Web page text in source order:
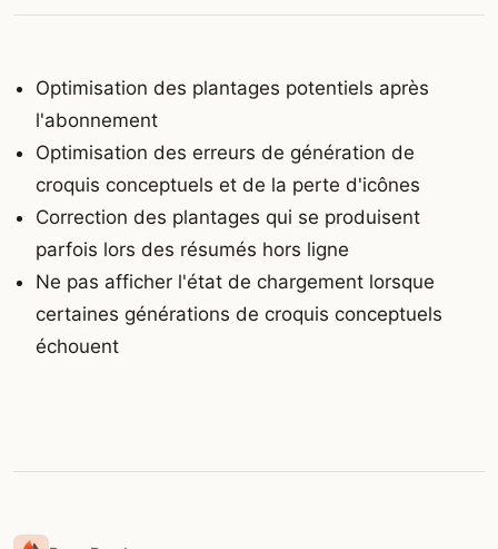
Optimisation des plantages potentiels après
l'abonnement
Optimisation des erreurs de génération de
croquis conceptuels et de la perte d'icônes
Correction des plantages qui se produisent
parfois lors des résumés hors ligne
Ne pas afficher l'état de chargement lorsque
certaines générations de croquis conceptuels
échouent